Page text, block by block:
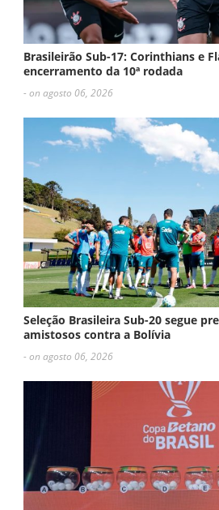
Brasileirão Sub-17: Corinthians e
encerramento da 10ª rodada
- on agosto 06, 2026
Seleção Brasileira Sub-20 segue
amistosos contra a Bolívia
- on agosto 06, 2026